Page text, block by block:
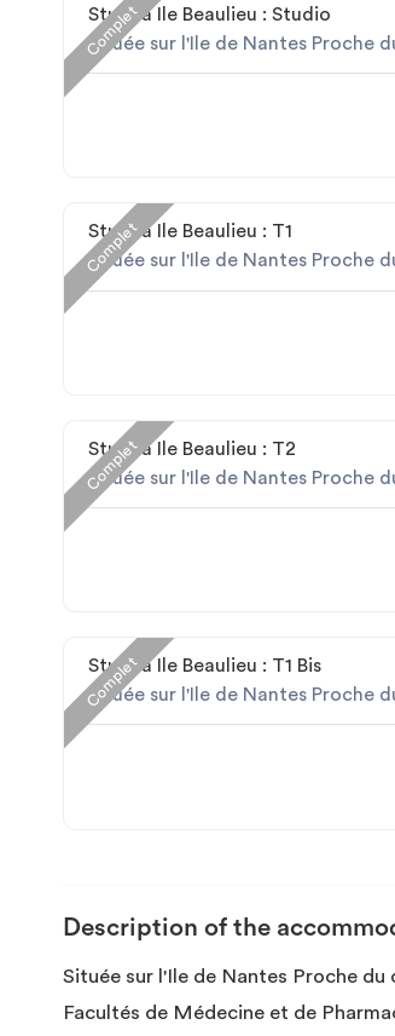
Studéa Ile Beaulieu : Studio
Située sur l'Ile de Nantes Proche
Complet
Studéa Ile Beaulieu : T1
Située sur l'Ile de Nantes Proche
Complet
Studéa Ile Beaulieu : T2
Située sur l'Ile de Nantes Proche
Complet
Studéa Ile Beaulieu : T1 Bis
Située sur l'Ile de Nantes Proche
Complet
Description of the
Située sur l'Ile de Nantes Proche
Facultés de Médecine et de